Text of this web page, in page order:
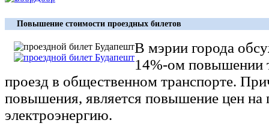
Повышение стоимости проездных билетов
В мэрии города
14%-ом повышении
проезд в общественном транспорте.
повышения, является повышение цен на
электроэнергию.